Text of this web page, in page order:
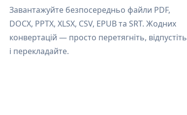
Завантажуйте безпосередньо файли PDF,
DOCX, PPTX, XLSX, CSV, EPUB та SRT. Жодних
конвертацій — просто перетягніть, відпустіть
і перекладайте.